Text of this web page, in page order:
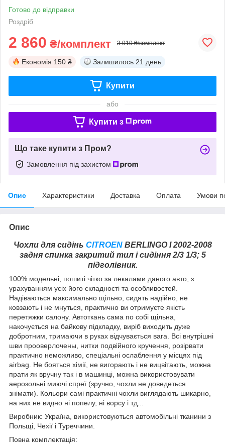
Готово до відправки
Роздріб
2 860 ₴/комплект 3 010 ₴/комплект
Економія 150 ₴ Залишилось 21 день
Купити
або
Купити з
Що таке купити з Пром?
Замовлення під захистом
Опис Характеристики Доставка Оплата Умови
Опис
Чохли для сидінь CITROENBERLINGO I 2002-2008
задня спинка закритий тил і сидіння 2/3 1/3; 5
підголівник.
100% модельні, пошиті чітко за лекалами даного авто, з
урахуванням усіх його складності та особливостей.
Надіваються максимально щільно, сидять надійно, не
ковзають і не мнуться, практично ви отримуєте якість
перетяжки салону. Автоткань сама по собі щільна,
накочується на байкову підкладку, виріб виходить дуже
добротним, тримаючи в руках відчувається вага. Всі внутрішні
шви прооверлочены, нитки подвійного кручення, розірвати
практично неможливо, спеціальні ослаблення у місцях під
airbag. Не бояться хімії, не вигорають і не вицвітають, можна
прати як вручну так і в машинці, можна використовувати
аерозольні миючі спреї (зручно, чохли не доведеться
знімати). Кольори самі практичні чохли виглядають шикарно,
на них не видно ні попелу, ні ворсу і тд...
Виробник: Україна, використовуються автомобільні тканини з
Польщі, Чехії і Туреччини.
Повна комплектація: